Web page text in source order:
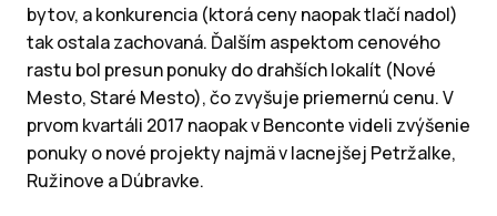
bytov, a konkurencia (ktorá ceny naopak tlačí nadol)
tak ostala zachovaná. Ďalším aspektom cenového
rastu bol presun ponuky do drahších lokalít (Nové
Mesto, Staré Mesto), čo zvyšuje priemernú cenu. V
prvom kvartáli 2017 naopak v Benconte videli zvýšenie
ponuky o nové projekty najmä v lacnejšej Petržalke,
Ružinove a Dúbravke.